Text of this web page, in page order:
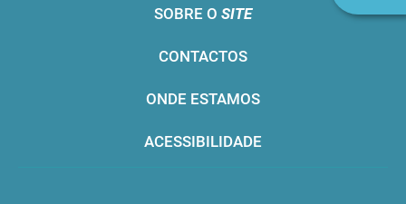
SOBRE O SITE
CONTACTOS
ONDE ESTAMOS
ACESSIBILIDADE